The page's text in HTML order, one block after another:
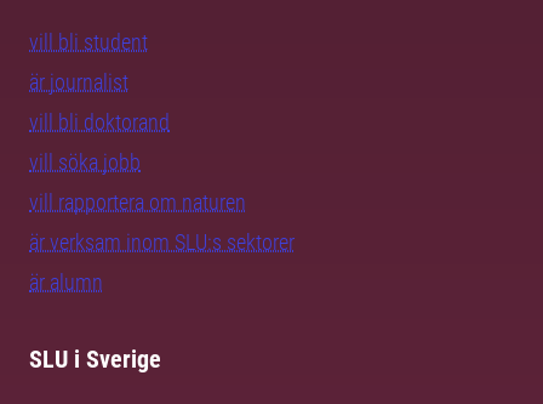
vill bli student
är journalist
vill bli doktorand
vill söka jobb
vill rapportera om naturen
är verksam inom SLU:s sektorer
är alumn
SLU i Sverige